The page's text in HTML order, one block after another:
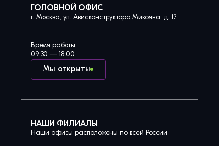
ГОЛОВНОЙ ОФИС
г. Москва, ул. Авиаконструктора Микояна, д. 12
Мы открыты
Время работы
09:30 — 18:00
НАШИ ФИЛИАЛЫ
Наши офисы расположены по всей России